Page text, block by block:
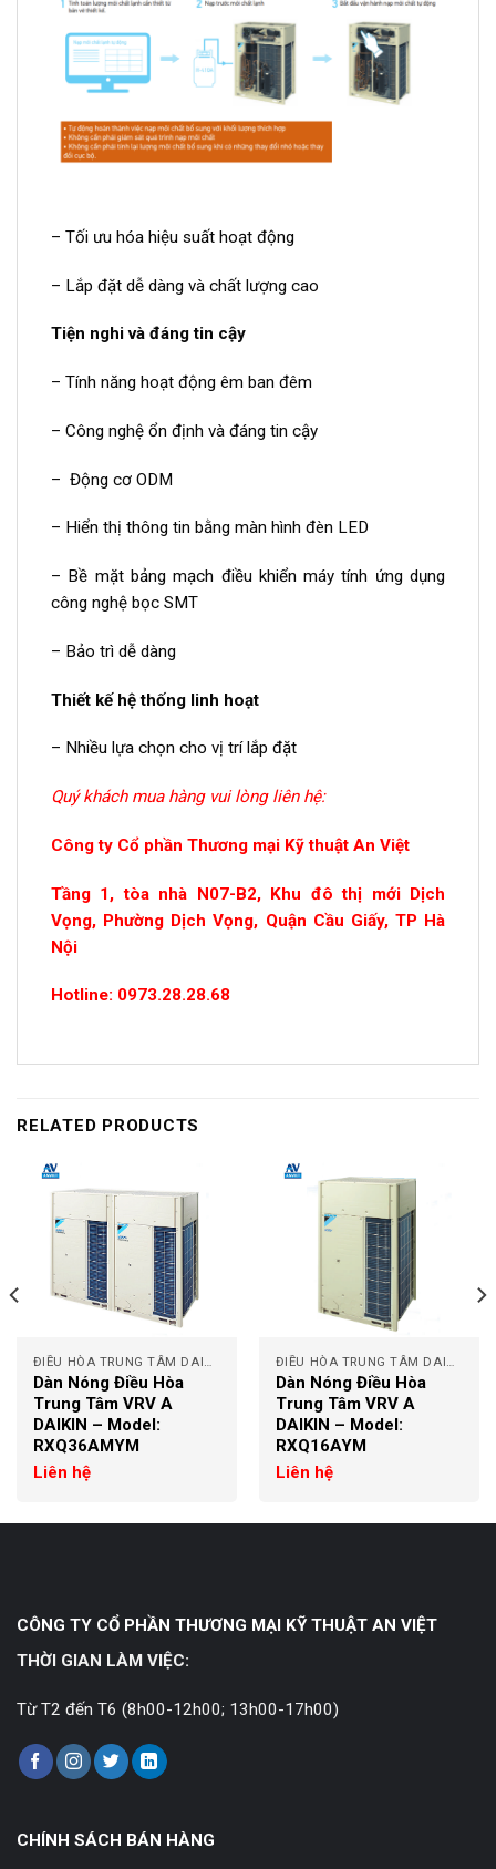
– Tối ưu hóa hiệu suất hoạt động
– Lắp đặt dễ dàng và chất lượng cao
Tiện nghi và đáng tin cậy
– Tính năng hoạt động êm ban đêm
– Công nghệ ổn định và đáng tin cậy
– Động cơ ODM
– Hiển thị thông tin bằng màn hình đèn LED
– Bề mặt bảng mạch điều khiển máy tính ứng dụng
công nghệ bọc SMT
– Bảo trì dễ dàng
Thiết kế hệ thống linh hoạt
– Nhiều lựa chọn cho vị trí lắp đặt
Quý khách mua hàng vui lòng liên hệ:
Công ty Cổ phần Thương mại Kỹ thuật An Việt
Tầng 1, tòa nhà N07-B2, Khu đô thị mới Dịch
Vọng, Phường Dịch Vọng, Quận Cầu Giấy, TP Hà
Nội
Hotline: 0973.28.28.68
RELATED PRODUCTS
ĐIỀU HÒA TRUNG TÂM DAIKIN
Dàn Nóng Điều Hòa
Trung Tâm VRV A
DAIKIN – Model:
RXQ36AMYM
Liên hệ
ĐIỀU HÒA TRUNG TÂM DAIKIN
Dàn Nóng Điều Hòa
Trung Tâm VRV A
DAIKIN – Model:
RXQ16AYM
Liên hệ
CÔNG TY CỔ PHẦN THƯƠNG MẠI KỸ THUẬT AN VIỆT
THỜI GIAN LÀM VIỆC:
Từ T2 đến T6 (8h00-12h00; 13h00-17h00)
CHÍNH SÁCH BÁN HÀNG